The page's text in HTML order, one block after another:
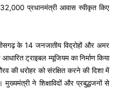
प्रधानमंत्री आवास स्वीकृत किए
के 14 जनजातीय विद्रोहों और अमर
ट्राइबल म्यूजियम का निर्माण किया
की धरोहर को संरक्षित करने की दिशा में
ने शिक्षाविदों और प्रबुद्धजनों से